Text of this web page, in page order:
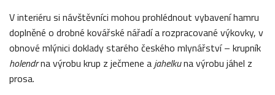
V interiéru si návštěvníci mohou prohlédnout vybavení hamru
doplněné o drobné kovářské nářadí a rozpracované výkovky, v
obnové mlýnici doklady starého českého mlynářství – krupník
holendrna výrobu krup z ječmene a jahelkuna výrobu jáhel z
prosa.